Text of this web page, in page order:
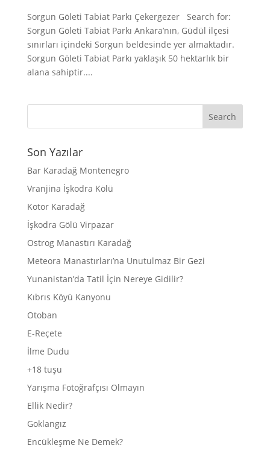
Sorgun Göleti Tabiat Parkı Çekergezer Search for:
Sorgun Göleti Tabiat Parkı Ankara’nın, Güdül ilçesi
sınırları içindeki Sorgun beldesinde yer almaktadır.
Sorgun Göleti Tabiat Parkı yaklaşık 50 hektarlık bir
alana sahiptir....
Son Yazılar
Bar Karadağ Montenegro
Vranjina İşkodra Kölü
Kotor Karadağ
İşkodra Gölü Virpazar
Ostrog Manastırı Karadağ
Meteora Manastırları’na Unutulmaz Bir Gezi
Yunanistan’da Tatil İçin Nereye Gidilir?
Kıbrıs Köyü Kanyonu
Otoban
E-Reçete
İlme Dudu
+18 tuşu
Yarışma Fotoğrafçısı Olmayın
Ellik Nedir?
Goklangız
Encükleşme Ne Demek?